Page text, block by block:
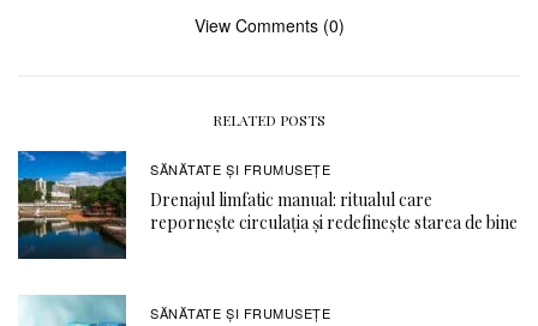
View Comments (0)
RELATED POSTS
SĂNĂTATE ŞI FRUMUSEȚE
Drenajul limfatic manual: ritualul care
repornește circulația și redefinește starea de bine
SĂNĂTATE ŞI FRUMUSEȚE